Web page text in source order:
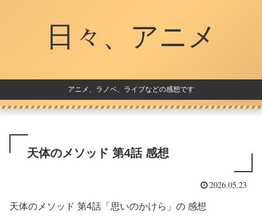
日々、アニメ
アニメ、ラノベ、ライブなどの感想です
天体のメソッド 第4話 感想
2026.05.23
天体のメソッド 第4話「思いのかけら」の 感想